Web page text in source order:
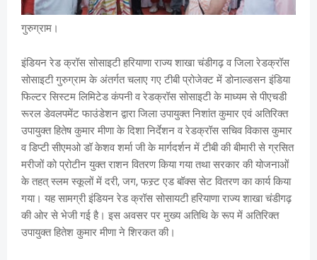
गुरुग्राम।
इंडियन रेड क्रॉस सोसाइटी हरियाणा राज्य शाखा चंडीगढ़ व जिला रेडक्रॉस
सोसाइटी गुरुग्राम के अंतर्गत चलाए गए टीबी प्रोजेक्ट में डोनाल्डसन इंडिया
फिल्टर सिस्टम लिमिटेड कंपनी व रेडक्रॉस सोसाइटी के माध्यम से पीएचडी
रूरल डेवलपमेंट फाउंडेशन द्वारा जिला उपायुक्त निशांत कुमार एवं अतिरिक्त
उपायुक्त हितेष कुमार मीणा के दिशा निर्देशन व रेडक्रॉस सचिव विकास कुमार
व डिप्टी सीएमओ डॉ केशव शर्मा जी के मार्गदर्शन में टीबी की बीमारी से ग्रसित
मरीजों को प्रोटीन युक्त राशन वितरण किया गया तथा सरकार की योजनाओं
के तहत् स्लम स्कूलों में दरी, जग, फस्र्ट एड बॉक्स सेट वितरण का कार्य किया
गया। यह सामग्री इंडियन रेड क्रॉस सोसायटी हरियाणा राज्य शाखा चंडीगढ़
की ओर से भेजी गई है। इस अवसर पर मुख्य अतिथि के रूप में अतिरिक्त
उपायुक्त हितेश कुमार मीणा ने शिरकत की।